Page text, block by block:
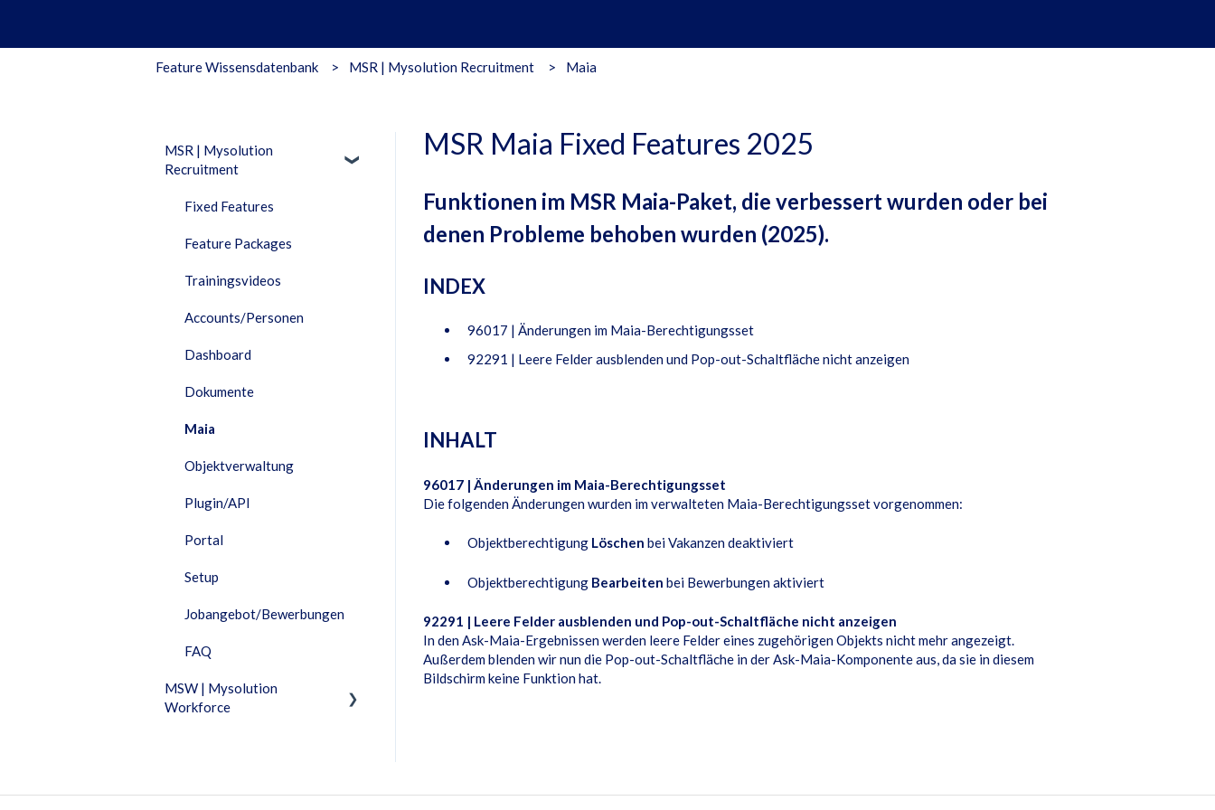
Feature Wissensdatenbank MSR | Mysolution Recruitment Maia
MSR Maia Fixed Features 2025
Funktionen im MSR Maia-Paket, die verbessert wurden oder bei
denen Probleme behoben wurden (2025).
INDEX
96017 | Änderungen im Maia-Berechtigungsset
92291 | Leere Felder ausblenden und Pop-out-Schaltfläche nicht anzeigen
INHALT
96017 | Änderungen im Maia-Berechtigungsset
Die folgenden Änderungen wurden im verwalteten Maia-Berechtigungsset vorgenommen:
Objektberechtigung Löschen bei Vakanzen deaktiviert
Objektberechtigung Bearbeiten bei Bewerbungen aktiviert
92291 | Leere Felder ausblenden und Pop-out-Schaltfläche nicht anzeigen
In den Ask-Maia-Ergebnissen werden leere Felder eines zugehörigen Objekts nicht mehr angezeigt.
Außerdem blenden wir nun die Pop-out-Schaltfläche in der Ask-Maia-Komponente aus, da sie in diesem
Bildschirm keine Funktion hat.
MSR | Mysolution
Recruitment
Fixed Features
Feature Packages
Trainingsvideos
Accounts/Personen
Dashboard
Dokumente
Maia
Objektverwaltung
Plugin/API
Portal
Setup
Jobangebot/Bewerbungen
FAQ
MSW | Mysolution
Workforce